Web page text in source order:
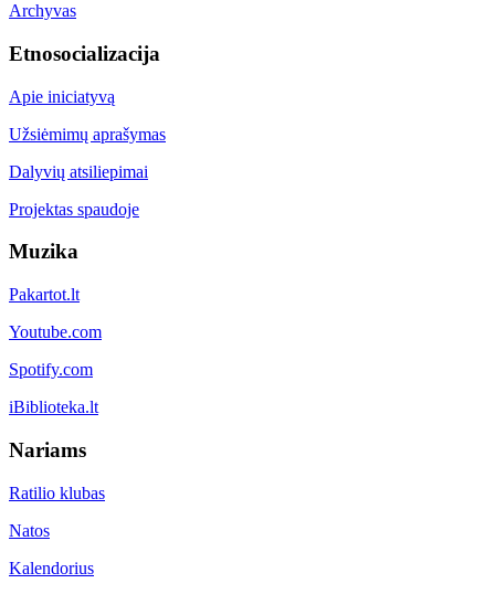
Archyvas
Etnosocializacija
Apie iniciatyvą
Užsiėmimų aprašymas
Dalyvių atsiliepimai
Projektas spaudoje
Muzika
Pakartot.lt
Youtube.com
Spotify.com
iBiblioteka.lt
Nariams
Ratilio klubas
Natos
Kalendorius